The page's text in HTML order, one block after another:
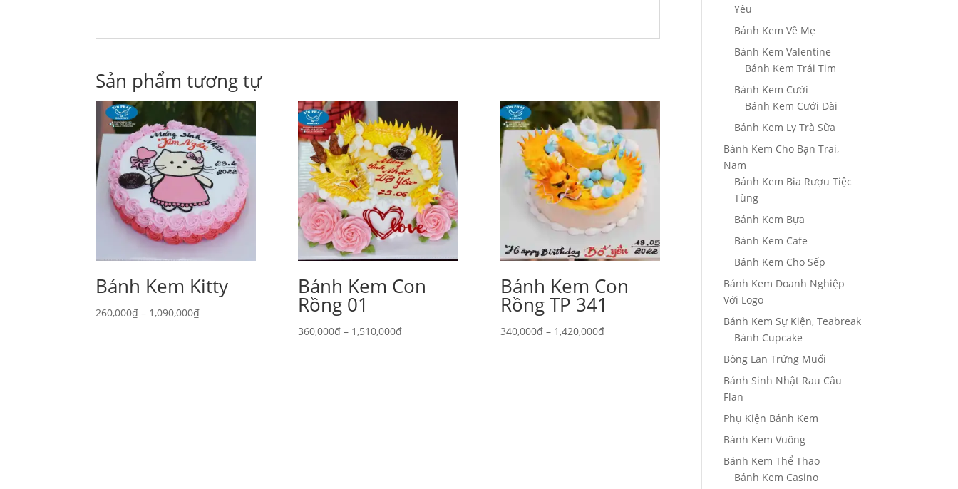
Sản phẩm tương tự
Bánh Kem Kitty
260,000₫ – 1,090,000₫Khoảng
Bánh Kem Con
Rồng 01
360,000₫ – 1,510,000₫Khoảng
Bánh Kem Con
Rồng TP 341
340,000₫ – 1,420,000₫Khoảng
Yêu
Bánh Kem Về Mẹ
Bánh Kem Valentine
Bánh Kem Trái Tim
Bánh Kem Cưới
Bánh Kem Cưới Dài
Bánh Kem Ly Trà Sữa
Bánh Kem Cho Bạn Trai,
Nam
Bánh Kem Bia Rượu Tiệc
Tùng
Bánh Kem Bựa
Bánh Kem Cafe
Bánh Kem Cho Sếp
Bánh Kem Doanh Nghiệp
Với Logo
Bánh Kem Sự Kiện, Teabreak
Bánh Cupcake
Bông Lan Trứng Muối
Bánh Sinh Nhật Rau Câu
Flan
Phụ Kiện Bánh Kem
Bánh Kem Vuông
Bánh Kem Thể Thao
Bánh Kem Casino